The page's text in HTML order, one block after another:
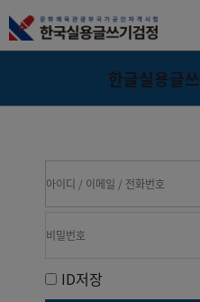
한글실용글
ID저장